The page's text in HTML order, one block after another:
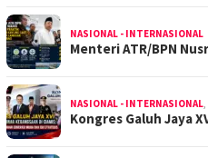
NASIONAL - INTERNASIONAL
Menteri ATR/BPN
NASIONAL - INTERNASIONAL,
Kongres Galuh Jaya